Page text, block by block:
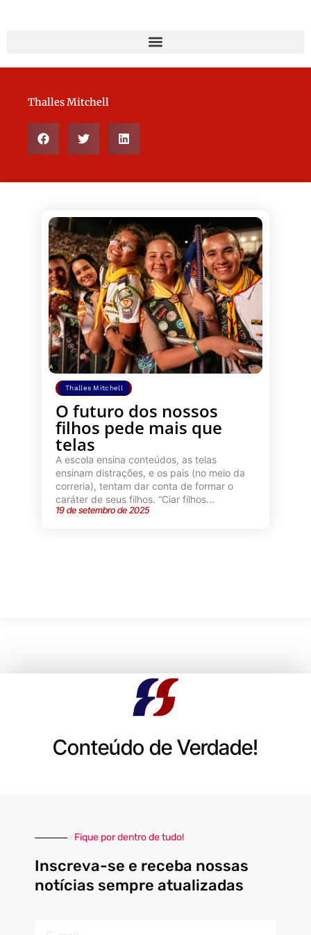
Thalles Mitchell
Thalles Mitchell
O futuro dos nossos
filhos pede mais que
telas
A escola ensina conteúdos, as telas
ensinam distrações, e os pais (no meio da
correria), tentam dar conta de formar o
caráter de seus filhos. “Ciar filhos...
19 de setembro de 2025
Conteúdo de Verdade!
Fique por dentro de tudo!
Inscreva-se e receba nossas
notícias sempre atualizadas